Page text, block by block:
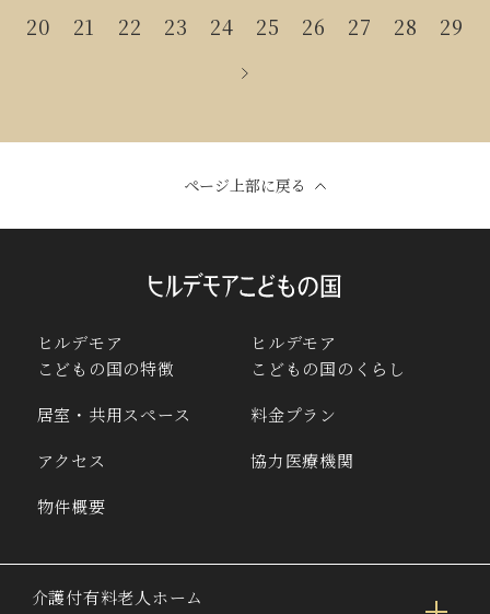
20
21 22 23 24 25 26 27 28 29
ページ上部に戻る
ヒルデモア
こどもの国の特徴
ヒルデモア
こどもの国のくらし
居室・共用スペース
料金プラン
アクセス
協力医療機関
物件概要
介護付有料老人ホーム